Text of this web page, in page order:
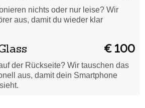
nichts oder nur leise? Wir
aus, damit du wieder klar
€ 100
der Rückseite? Wir tauschen das
aus, damit dein Smartphone